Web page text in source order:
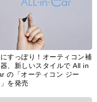
すっぽり！オーティコン補
、新しいスタイルで All in
の「オーティコン ジー
を発売